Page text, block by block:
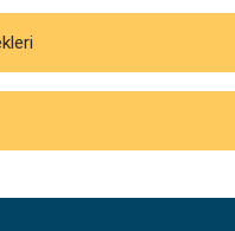
Bu ürüne ilk yorumu siz yapın!